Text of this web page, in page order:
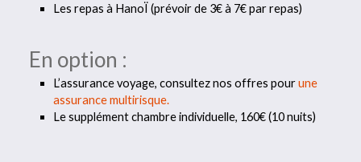
Les repas à HanoÏ (prévoir de 3€ à 7€ par repas)
En option :
L’assurance voyage, consultez nos offres pourune
assurance multirisque.
Le supplément chambre individuelle, 160€ (10 nuits)